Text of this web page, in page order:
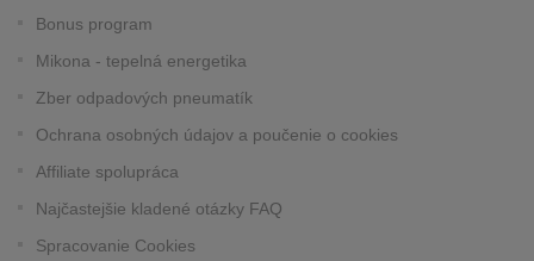
Bonus program
Mikona - tepelná energetika
Zber odpadových pneumatík
Ochrana osobných údajov a poučenie o cookies
Affiliate spolupráca
Najčastejšie kladené otázky FAQ
Spracovanie Cookies